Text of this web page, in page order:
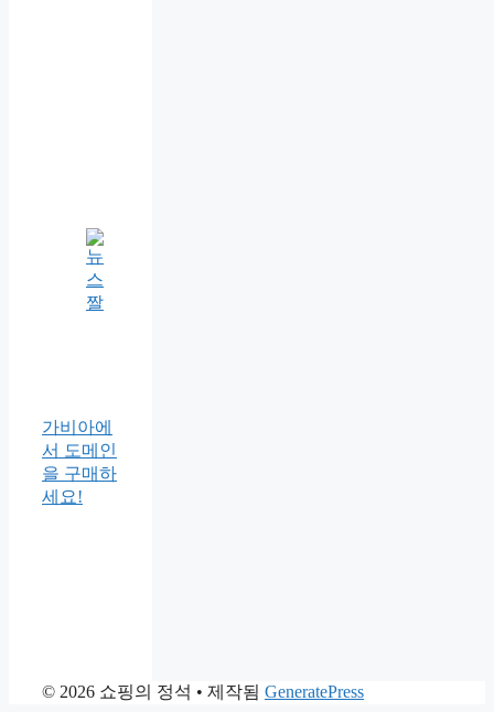
가비아에
서 도메인
을 구매하
세요!
© 2026 쇼핑의 정석 • 제작됨 GeneratePress